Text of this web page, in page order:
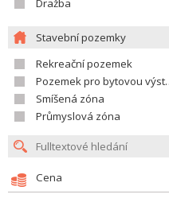
Dražba
Stavební pozemky
Rekreační pozemek
Pozemek pro bytovou výstavbu
Smíšená zóna
Průmyslová zóna
Cena